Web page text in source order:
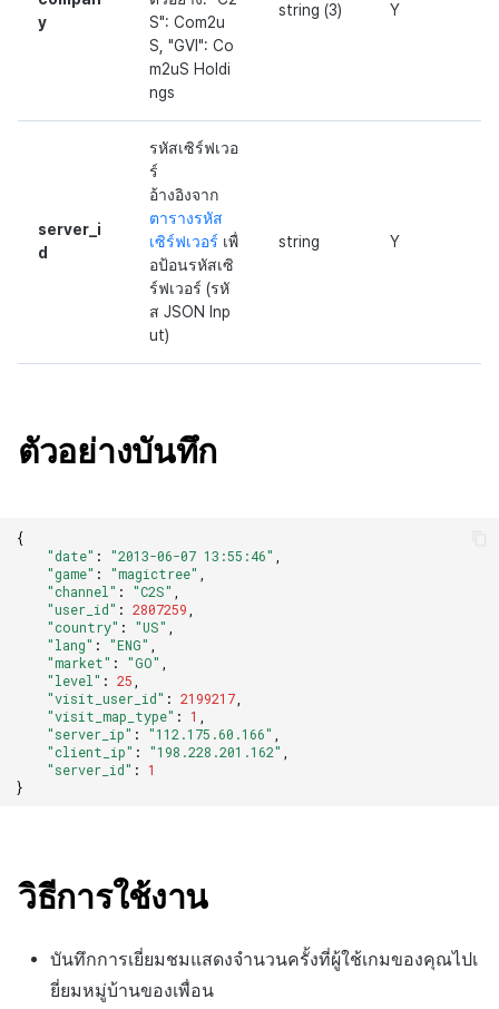
y
S": Com2u
S, "GVI": Co
m2uS Holdi
ngs
string (3) Y
server_i
d
รหัสเซิร์ฟเวอ
ร์
อ้างอิงจาก
ตารางรหัส
เซิร์ฟเวอร์ เพื่
อป้อนรหัสเซิ
ร์ฟเวอร์ (รหั
ส JSON Inp
ut)
string Y
ตัวอย่างบันทึก
{
"date" : "2013-06-07 13:55:46"
"game" : "magictree"
"channel" : "C2S"
"user_id" : 2807259
"country" : "US"
"lang" : "ENG"
"market" : "GO"
"level" : 25
"visit_user_id" : 2199217
"visit_map_type" : 1
"server_ip" : "112.175.60.166"
"client_ip" : "198.228.201.162"
"server_id" : 1
}
วิธีการใช้งาน
บันทึกการเยี่ยมชมแสดงจำนวนครั้งที่ผู้ใช้เกมของคุณไปเ
ยี่ยมหมู่บ้านของเพื่อน